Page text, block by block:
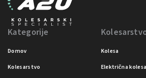
Kategorije
Domov
Kolesarstvo
Kolesa
Električna kolesa